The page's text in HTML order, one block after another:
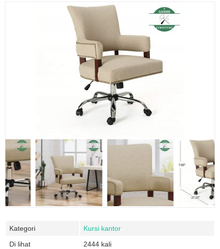
Kategori
Kursi kantor
Di lihat
2444 kali